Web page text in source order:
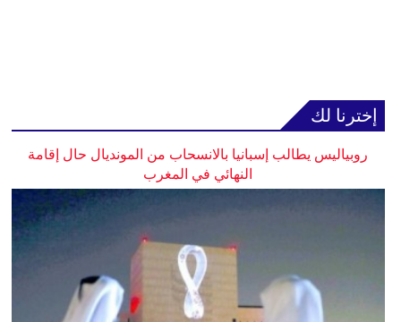
إخترنا لك
روبياليس يطالب إسبانيا بالانسحاب من المونديال حال إقامة
النهائي في المغرب